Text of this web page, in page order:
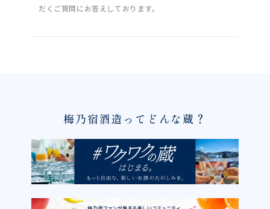
だくご質問にお答えしております。
梅乃宿酒造ってどんな蔵？